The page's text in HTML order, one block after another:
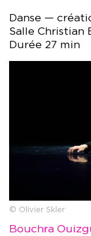
Danse —
Salle Christian
Durée 27 min
© Olivier Skler
Bouchra